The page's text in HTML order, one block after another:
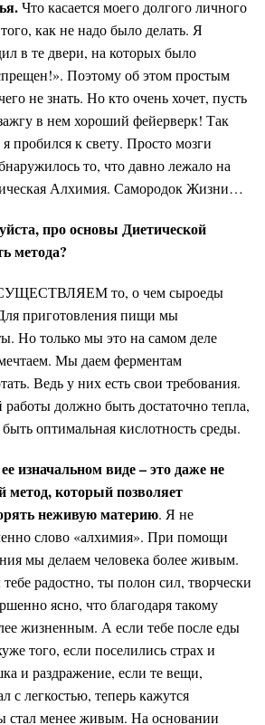
Что касается моего долгого личного
как не надо было делать. Я
в те двери, на которых было
Поэтому об этом простым
не знать. Но кто очень хочет, пусть
в нем хороший фейерверк! Так
пробился к свету. Просто мозги
то, что давно лежало на
Алхимия. Самородок Жизни…
про основы Диетической
метода?
то, о чем сыроеды
приготовления пищи мы
Но только мы это на самом деле
Мы даем ферментам
Ведь у них есть свои требования.
должно быть достаточно тепла,
оптимальная кислотность среды.
изначальном виде –это даже не
метод, который позволяет
неживую материю. Я не
слово «алхимия». При помощи
мы делаем человека более живым.
радостно, ты полон сил, творчески
ясно, что благодаря такому
жизненным. А если тебе после еды
того, если поселились страх и
и раздражение, если те вещи,
с легкостью, теперь кажутся
стал менее живым. На основании